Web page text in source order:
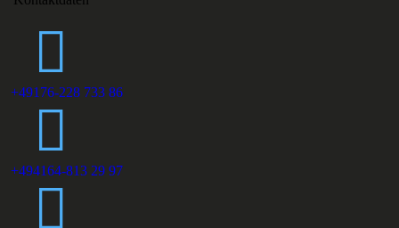
+49176-228 733 86
+494164-813 29 97